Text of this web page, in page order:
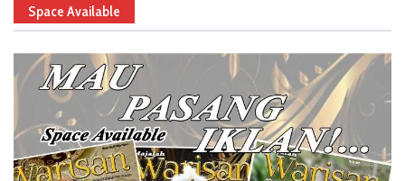
Space Available